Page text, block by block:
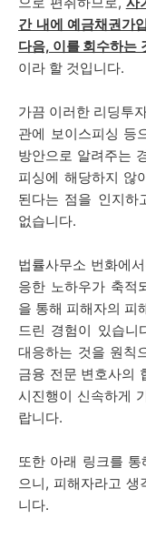
간 내에 예금채권가
다음, 이를 회수하는
이라 할 것입니다.
가끔 이러한 리딩투
관에 보이스피싱 등
방안으로 알려주는
피싱에 해당하지 않
된다는 점을 인지하
없습니다.
법률사무소 번화에
응한 노하우가 축적
을 통해 피해자의 피
드린 경험이 있습니
대응하는 것을 원칙
금융 전문 변호사의
시진행이 신속하게
랍니다.
또한 아래 링크를
으니, 피해자라고 생
니다.